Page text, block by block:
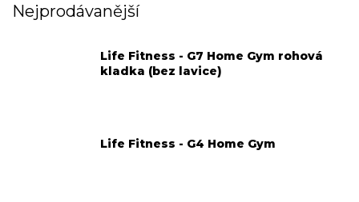
Nejprodávanější
Life Fitness - G7 Home Gym rohová
kladka (bez lavice)
Life Fitness - G4 Home Gym